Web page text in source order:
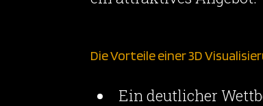
Die Vorteile einer 3D
Ein deutlicher